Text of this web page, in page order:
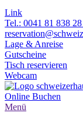
Link
Tel.: 0041 81 838
Lage & Anreise
Gutscheine
Tisch reservieren
Webcam
Online Buchen
Menü